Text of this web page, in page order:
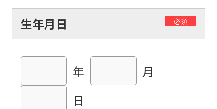
生年月日 必須
年
月
日
For
foreigners